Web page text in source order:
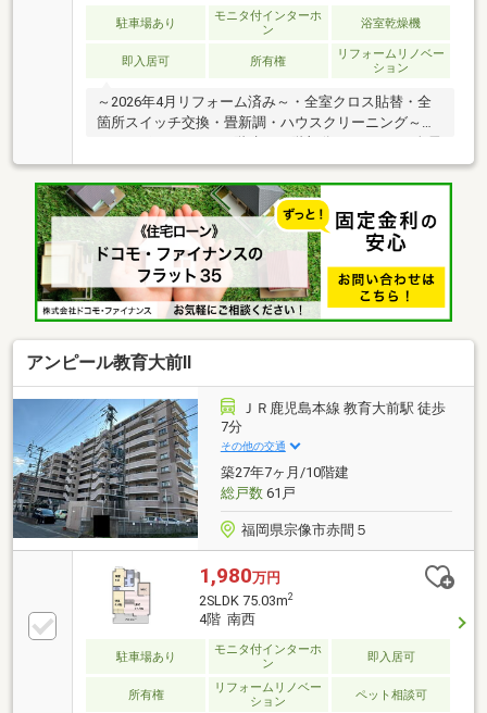
駐車場あり
モニタ付インターホ
ン
浴室乾燥機
即入居可 所有権
リフォームリノベー
ション
～2026年4月リフォーム済み～・全室クロス貼替・全
箇所スイッチ交換・畳新調・ハウスクリーニング～お
室６帖有■ＪＲ鹿児島本線「赤間」駅徒歩５分弊社の
営業時間内（木曜日～月曜日、10時～19時、一部例外
有）であれば、いつでもご見学可能です。今から見た
いというお電話も大歓迎ですので、お気軽にお問合せ
下さいませ。
アンピール教育大前Ⅱ
ＪＲ鹿児島本線 教育大前駅 徒歩
7分
その他の交通
築27年7ヶ月/10階建
総戸数61戸
福岡県宗像市赤間５
1,980万円
2SLDK 75.03m2
4階 南西
駐車場あり
モニタ付インターホ
ン
即入居可
所有権
リフォームリノベー
ション
ペット相談可